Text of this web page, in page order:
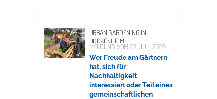
URBAN GARDENING IN
HOCKENHEIM
MELDUNG VOM 22. JULI 2026
Wer Freude am Gärtnern
hat, sich für
Nachhaltigkeit
interessiert oder Teil eines
gemeinschaftlichen